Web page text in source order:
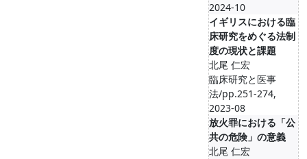
2024-10
イギリスにおける臨
床研究をめぐる法制
度の現状と課題
北尾 仁宏
臨床研究と医事
法/pp.251-274,
2023-08
放火罪における「公
共の危険」の意義
北尾 仁宏